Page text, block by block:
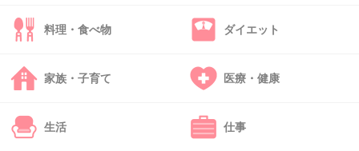
す！
31. 匿名 2014/01/05(日) 14:17:49
料理・食べ物 ダイエット
家族・子育て 医療・健康
生活 仕事